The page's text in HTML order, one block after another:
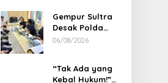
Hukum
Gempur Sultra
Desak Polda
Periksa Istri
Tersangka Kasus
06/08/2026
“Tak Ada yang
Kebal Hukum!”